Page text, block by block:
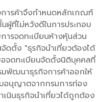
ารค้าจึงกำหนดหลักเกณฑ์
ที่ไม่หวังดีในการประกอบ
ารจดทะเบียนห้างหุ้นส่วน
ดตั้ง "ธุรกิจนำเที่ยวต้องได้
จดทะเบียนจัดตั้งนิติบุคคลที่
พัฒนาธุรกิจการค้าออกให้
บอนุญาตจากกรมการท่อง
นินธุรกิจนำเที่ยวได้ถูกต้อง